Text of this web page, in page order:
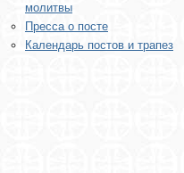
молитвы
Пресса о посте
Календарь постов и трапез